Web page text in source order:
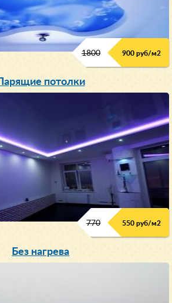
1800 900 руб/м2
потолки
770 550 руб/м2
Без нагрева